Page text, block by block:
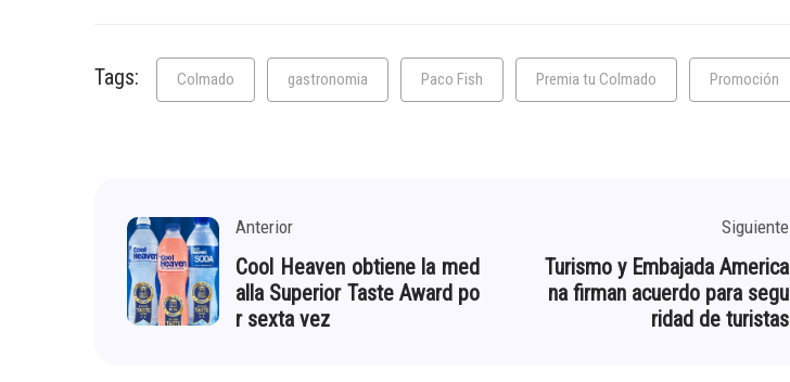
Tags: Colmado gastronomia Paco Fish Premia tu Colmado Promoción
Anterior
Cool Heaven obtiene la med
alla Superior Taste Award po
r sexta vez
Siguiente
Turismo y Embajada America
na firman acuerdo para segu
ridad de turistas